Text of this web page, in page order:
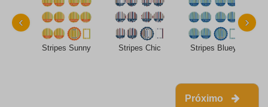
Stripes Sunny Stripes Chic Stripes Bluey
‹ ›
Próximo